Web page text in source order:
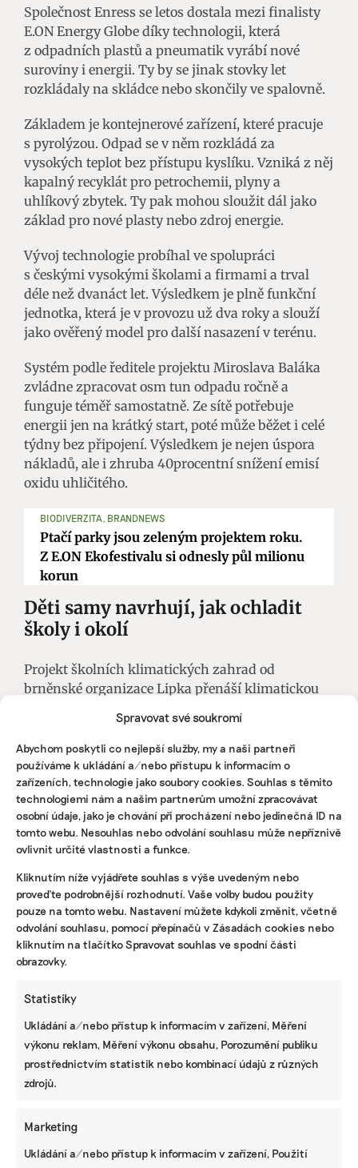
Spravovat své soukromí
Abychom poskytli co nejlepší služby, my a naši partneři
používáme k ukládání a/nebo přístupu k informacím o
zařízeních, technologie jako soubory cookies. Souhlas s těmito
technologiemi nám a našim partnerům umožní zpracovávat
osobní údaje, jako je chování při procházení nebo jedinečná ID na
tomto webu. Nesouhlas nebo odvolání souhlasu může nepříznivě
ovlivnit určité vlastnosti a funkce.
Kliknutím níže vyjádřete souhlas s výše uvedeným nebo
proveďte podrobnější rozhodnutí. Vaše volby budou použity
pouze na tomto webu. Nastavení můžete kdykoli změnit, včetně
odvolání souhlasu, pomocí přepínačů v Zásadách cookies nebo
kliknutím na tlačítko Spravovat souhlas ve spodní části
obrazovky.
Statistiky
Ukládání a/nebo přístup k informacím v zařízení, Měření
výkonu reklam, Měření výkonu obsahu, Porozumění publiku
prostřednictvím statistik nebo kombinací údajů z různých
zdrojů.
Marketing
Ukládání a/nebo přístup k informacím v zařízení, Použití
Společnost Enress se letos dostala mezi finalisty
E.ON Energy Globe díky technologii, která
z odpadních plastů a pneumatik vyrábí nové
suroviny i energii. Ty by se jinak stovky let
rozkládaly na skládce nebo skončily ve spalovně.
Základem je kontejnerové zařízení, které pracuje
s pyrolýzou. Odpad se v něm rozkládá za
vysokých teplot bez přístupu kyslíku. Vzniká z něj
kapalný recyklát pro petrochemii, plyny a
uhlíkový zbytek. Ty pak mohou sloužit dál jako
základ pro nové plasty nebo zdroj energie.
Vývoj technologie probíhal ve spolupráci
s českými vysokými školami a firmami a trval
déle než dvanáct let. Výsledkem je plně funkční
jednotka, která je v provozu už dva roky a slouží
jako ověřený model pro další nasazení v terénu.
Systém podle ředitele projektu Miroslava Baláka
zvládne zpracovat osm tun odpadu ročně a
funguje téměř samostatně. Ze sítě potřebuje
energii jen na krátký start, poté může běžet i celé
týdny bez připojení. Výsledkem je nejen úspora
nákladů, ale i zhruba 40procentní snížení emisí
oxidu uhličitého.
BIODIVERZITA, BRANDNEWS
Ptačí parky jsou zeleným projektem roku.
Z E.ON Ekofestivalu si odnesly půl milionu
korun
Děti samy navrhují, jak ochladit
školy i okolí
Projekt školních klimatických zahrad od
brněnské organizace Lipka přenáší klimatickou
rozhodují o tom, jak má jejich okolí vypadat. Sami
přebírají odpovědnost za část školního pozemku a
postupně ho mění tak, aby lépe odolával
zvyšujícím se teplotám a suchu.
V týmech zkoumají, co se na jejich zahradě děje,
jak spolu souvisí půda, voda, teplota a
biodiverzita. Z těchto zjištění pak navrhují
konkrétní úpravy, které okamžitě testují v praxi.
Sledují, co funguje a co ne, a postupně prostor
proměňují. Zapojit se přitom mohou i starší
studenti ze středních škol.
Pod rukama dětí tak vznikají vyvýšené záhony,
zadržování vody. Z běžných školních dvorů se
stávají místa, která lépe drží vodu, zvládají horka
a ožívají novou zelení.
Celý proces usnadňují metodické klimakarty, které
Díky nim se projekt dá jednoduše přenést i na
zapojilo přes 700 žáků v osmi krajích.